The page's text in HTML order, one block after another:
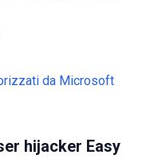
da Microsoft
hijacker Easy